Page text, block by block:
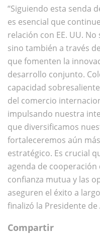
“Siguiendo esta senda
es esencial que
relación con EE. UU.
sino también a través
que fomenten la
desarrollo conjunto.
capacidad
del comercio
impulsando nuestra
que diversificamos
fortaleceremos aún
estratégico. Es crucial
agenda de
confianza mutua y las
aseguren el éxito a
finalizó la Presidente
Compartir